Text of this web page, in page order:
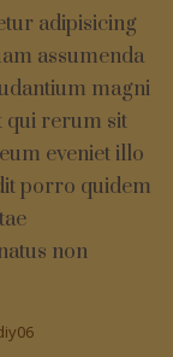
adipisicing
assumenda
magni
qui rerum sit
eveniet illo
porro quidem
non